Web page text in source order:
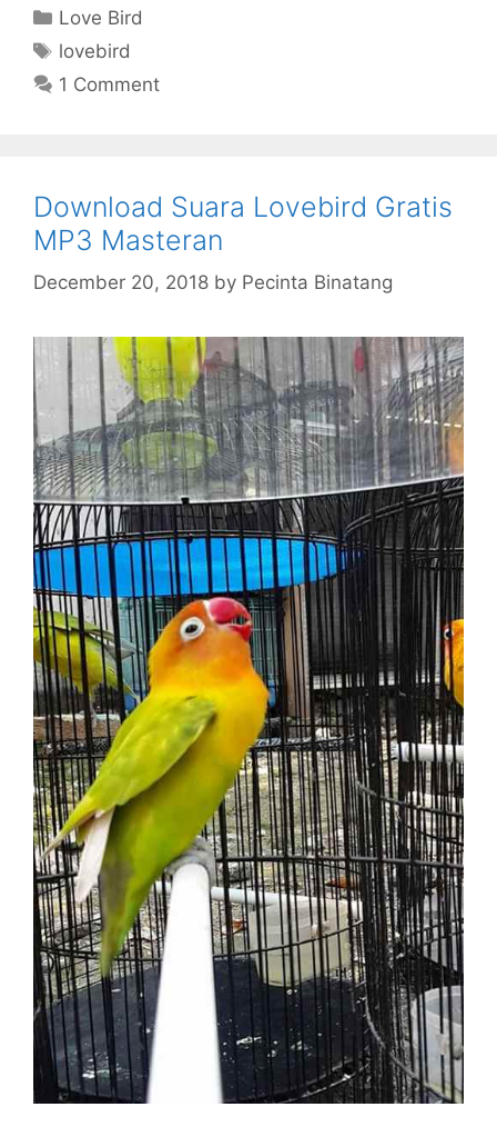
Categories
Love Bird
Tags
lovebird
1 Comment
Download Suara Lovebird Gratis
MP3 Masteran
December 20, 2018 by Pecinta Binatang